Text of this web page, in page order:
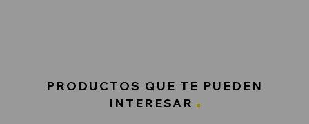
PRODUCTOS QUE TE PUEDEN
INTERESAR